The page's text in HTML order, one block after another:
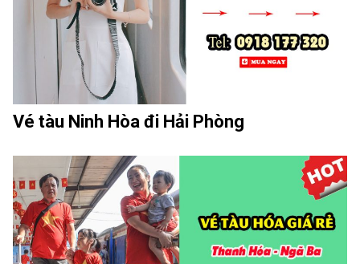
Vé tàu Ninh Hòa đi Hải Phòng